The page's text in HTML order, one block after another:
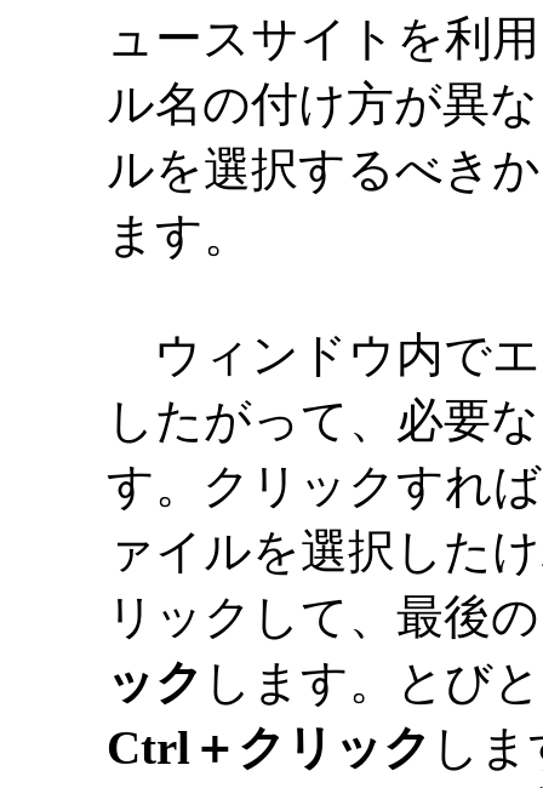
ュースサイトを利
ル名の付け方が異
ルを選択するべき
ます。
ウィンドウ内で
したがって、必要
す。クリックすれ
ァイルを選択した
リックして、最後
ック します。とび
Ctrl＋クリック し